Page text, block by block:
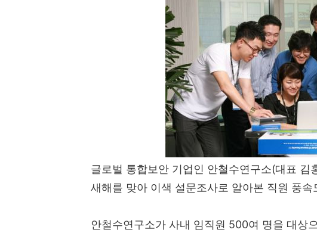
글로벌 통합보안 기업인 안철수연구소(대표 김
새해를 맞아 이색 설문조사로 알아본 직원 풍속
안철수연구소가 사내 임직원 500여 명을 대상